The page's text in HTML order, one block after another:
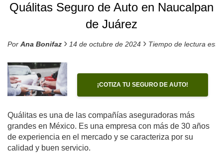
Quálitas Seguro de Auto en Naucalpan
de Juárez
Por Ana Bonifaz › 14 de octubre de 2024 › Tiempo de lectura
¡COTIZA TU SEGURO DE AUTO!
Quálitas es una de las compañías aseguradoras más
grandes en México. Es una empresa con más de 30 años
de experiencia en el mercado y se caracteriza por su
calidad y buen servicio.